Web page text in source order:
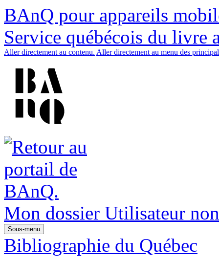
BAnQ pour appareils
Service québécois du livre
Aller directement au contenu. Aller directement au menu des
Mon dossier Utilisateur
Sous-menu
Bibliographie du Québec